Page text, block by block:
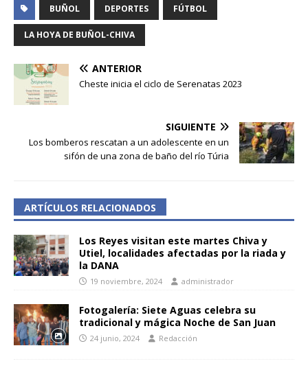
BUÑOL DEPORTES FÚTBOL
LA HOYA DE BUÑOL-CHIVA
ANTERIOR
Cheste inicia el ciclo de Serenatas 2023
SIGUIENTE
Los bomberos rescatan a un adolescente en un
sifón de una zona de baño del río Túria
ARTÍCULOS RELACIONADOS
Los Reyes visitan este martes Chiva y
Utiel, localidades afectadas por la riada y
la DANA
19 noviembre, 2024 administrador
Fotogalería: Siete Aguas celebra su
tradicional y mágica Noche de San Juan
24 junio, 2024 Redacción